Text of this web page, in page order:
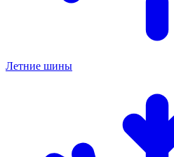
Летние шины